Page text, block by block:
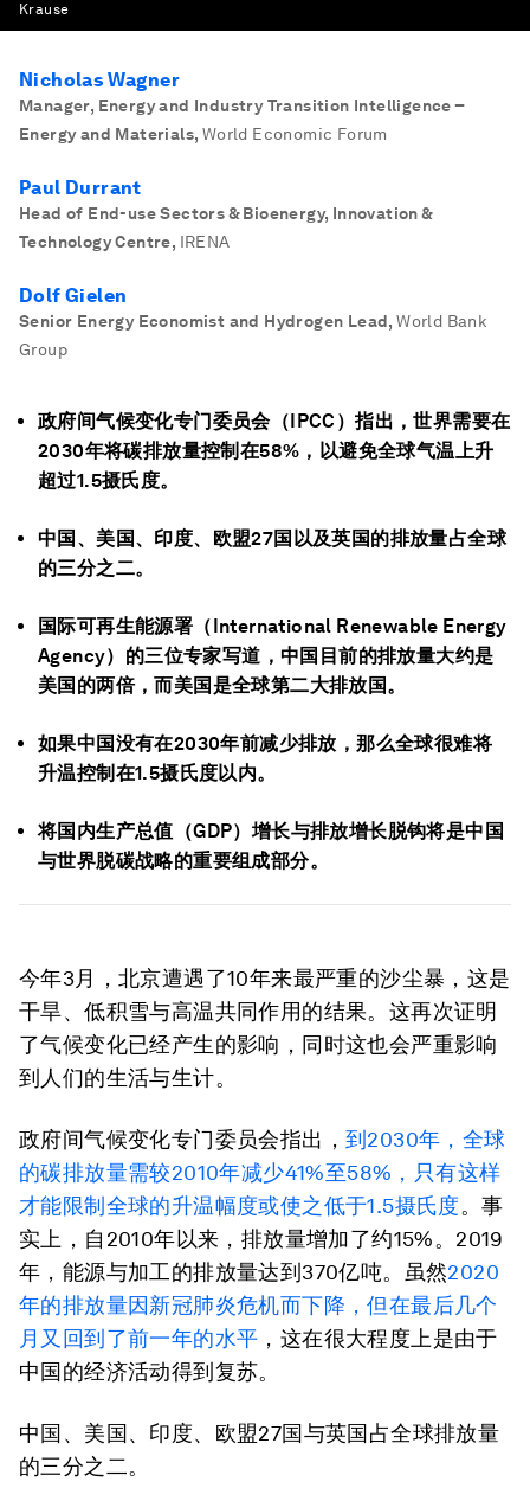
Krause
Nicholas Wagner
Manager, Energy and Industry Transition Intelligence –
Energy and Materials, World Economic Forum
Paul Durrant
Head of End-use Sectors & Bioenergy, Innovation &
Technology Centre, IRENA
Dolf Gielen
Senior Energy Economist and Hydrogen Lead, World Bank
Group
政府间气候变化专门委员会（IPCC）指出，世界需要在
2030年将碳排放量控制在58%，以避免全球气温上升
超过1.5摄氏度。
中国、美国、印度、欧盟27国以及英国的排放量占全球
的三分之二。
国际可再生能源署（International Renewable Energy
Agency）的三位专家写道，中国目前的排放量大约是
美国的两倍，而美国是全球第二大排放国。
如果中国没有在2030年前减少排放，那么全球很难将
升温控制在1.5摄氏度以内。
将国内生产总值（GDP）增长与排放增长脱钩将是中国
与世界脱碳战略的重要组成部分。
今年3月 ，北京遭遇了10年来最严重的沙尘暴 ，这是
干旱、低积雪与高温共同作用的结果。 这再次证明
了气候变化已经产生的影响，同时这也会严重影响
到人们的生活与生计。
政府间气候变化专门委员会指出， 到2030年，全球
的碳排放量需较2010年减少41%至58%，只有这样
才能限制全球的升温幅度或使之低于1.5摄氏度。事
实上， 自2010年以来 ， 排放量增加了约15%。2019
年，能源与加工的排放量达到370亿吨。
虽然2020
年的排放量因新冠肺炎危机而下降 ，但在最后几个
月又回到了前一年的水平 ，这在很大程度上是由于
中国的经济活动得到复苏。
中国、美国、印度、欧盟27国与英国占全球排放量
的三分之二。